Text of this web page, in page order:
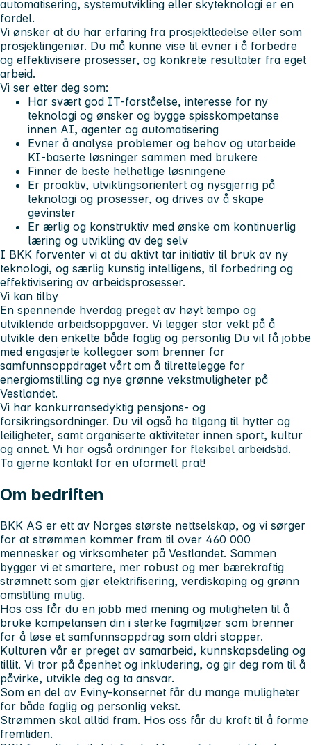
automatisering, systemutvikling eller skyteknologi er en
fordel.
Vi ønsker at du har erfaring fra prosjektledelse eller som
prosjektingeniør. Du må kunne vise til evner i å forbedre
og effektivisere prosesser, og konkrete resultater fra eget
arbeid.
Vi ser etter deg som:
Har svært god IT-forståelse, interesse for ny
teknologi og ønsker og bygge spisskompetanse
innen AI, agenter og automatisering
Evner å analyse problemer og behov og utarbeide
KI-baserte løsninger sammen med brukere
Finner de beste helhetlige løsningene
Er proaktiv, utviklingsorientert og nysgjerrig på
teknologi og prosesser, og drives av å skape
gevinster
Er ærlig og konstruktiv med ønske om kontinuerlig
læring og utvikling av deg selv
I BKK forventer vi at du aktivt tar initiativ til bruk av ny
teknologi, og særlig kunstig intelligens, til forbedring og
effektivisering av arbeidsprosesser.
Vi kan tilby
En spennende hverdag preget av høyt tempo og
utviklende arbeidsoppgaver. Vi legger stor vekt på å
utvikle den enkelte både faglig og personlig Du vil få jobbe
med engasjerte kollegaer som brenner for
samfunnsoppdraget vårt om å tilrettelegge for
energiomstilling og nye grønne vekstmuligheter på
Vestlandet.
Vi har konkurransedyktig pensjons- og
forsikringsordninger. Du vil også ha tilgang til hytter og
leiligheter, samt organiserte aktiviteter innen sport, kultur
og annet. Vi har også ordninger for fleksibel arbeidstid.
Ta gjerne kontakt for en uformell prat!
Om bedriften
BKK AS er ett av Norges største nettselskap, og vi sørger
for at strømmen kommer fram til over 460 000
mennesker og virksomheter på Vestlandet. Sammen
bygger vi et smartere, mer robust og mer bærekraftig
strømnett som gjør elektrifisering, verdiskaping og grønn
omstilling mulig.
Hos oss får du en jobb med mening og muligheten til å
bruke kompetansen din i sterke fagmiljøer som brenner
for å løse et samfunnsoppdrag som aldri stopper.
Kulturen vår er preget av samarbeid, kunnskapsdeling og
tillit. Vi tror på åpenhet og inkludering, og gir deg rom til å
påvirke, utvikle deg og ta ansvar.
Som en del av Eviny-konsernet får du mange muligheter
for både faglig og personlig vekst.
Strømmen skal alltid fram. Hos oss får du kraft til å forme
fremtiden.